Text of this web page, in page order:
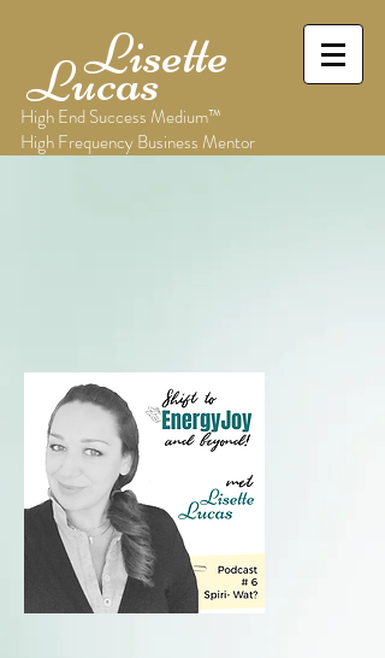
Lisette
Lucas
High End Success Medium™
High Frequency Business Mentor